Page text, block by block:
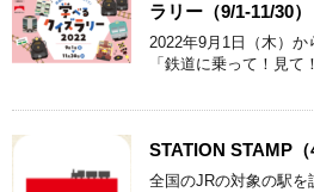
ラリー（9/1-11/30）
2022年9月1日（木）
「鉄道に乗って！見て
STATION STAMP（
全国のJRの対象の駅を